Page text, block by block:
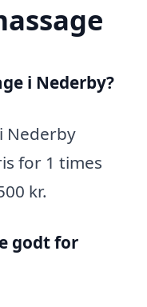
i Nederby?
Nederby
for 1 times
kr.
godt for